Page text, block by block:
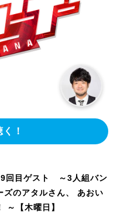
！
回目ゲスト ～3人組バン
ズのアタルさん、 あおい
～【木曜日】